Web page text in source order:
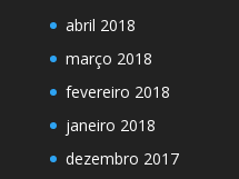
abril 2018
março 2018
fevereiro 2018
janeiro 2018
dezembro 2017